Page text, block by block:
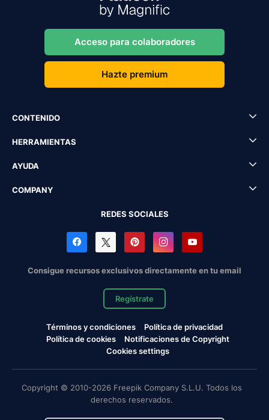
Acceso para colaboradores
Hazte premium
CONTENIDO
HERRAMIENTAS
AYUDA
COMPANY
REDES SOCIALES
Consigue recursos exclusivos directamente en tu email
Regístrate
Términos y condiciones
Política de privacidad
Política de cookies
Notificaciones de Copyright
Cookies settings
Copyright © 2010-2026 Freepik Company S.L.U. Todos los
derechos reservados.